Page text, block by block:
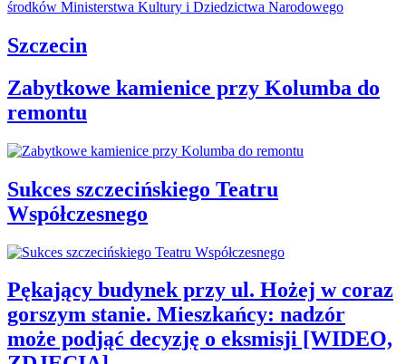
Szczecin
Zabytkowe kamienice przy Kolumba do
remontu
Sukces szczecińskiego Teatru
Współczesnego
Pękający budynek przy ul. Hożej w coraz
gorszym stanie. Mieszkańcy: nadzór
może podjąć decyzję o eksmisji [WIDEO,